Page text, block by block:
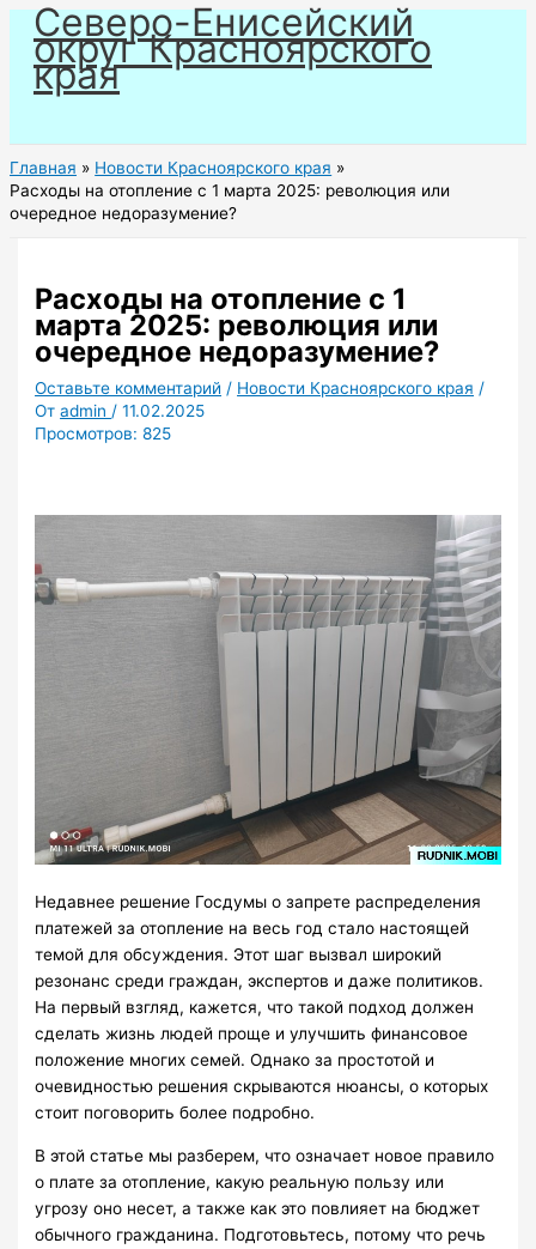
Перейти
содержимому
Северо-Енисейский
округ Красноярского
края
Главная
Новости Красноярского края
Расходы на отопление с 1 марта 2025: революция или
очередное недоразумение?
Расходы на отопление с 1
марта 2025: революция или
очередное недоразумение?
Оставьте комментарий / Новости Красноярского края /
Отadmin /11.02.2025
Просмотров: 825
Недавнее решение Госдумы о запрете распределения
платежей за отопление на весь год стало настоящей
темой для обсуждения. Этот шаг вызвал широкий
резонанс среди граждан, экспертов и даже политиков.
На первый взгляд, кажется, что такой подход должен
сделать жизнь людей проще и улучшить финансовое
положение многих семей. Однако за простотой и
очевидностью решения скрываются нюансы, о которых
стоит поговорить более подробно.
В этой статье мы разберем, что означает новое правило
о плате за отопление, какую реальную пользу или
угрозу оно несет, а также как это повлияет на бюджет
обычного гражданина. Подготовьтесь, потому что речь